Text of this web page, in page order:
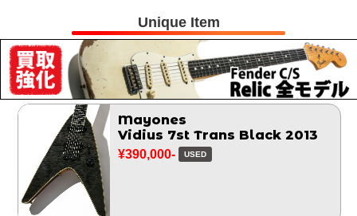
Unique Item
Mayones
Vidius 7st Trans Black 2013
¥390,000- USED